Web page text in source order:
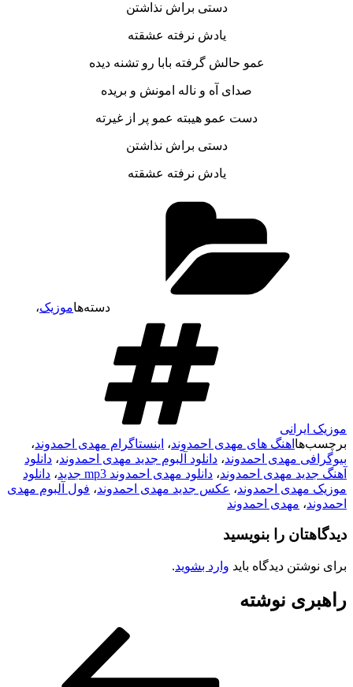
دستی براش نذاشتن
یادش نرفته عشقته
عمو حالش گرفته بابا رو تشنه دیده
صدای آه و ناله امونش و بریده
دست عمو هیبته عمو پر از غیرته
دستی براش نذاشتن
یادش نرفته عشقته
دسته‌هاموزیک،
موزیک ایرانی
برچسب‌ها اهنگ های مهدی احمدوند، اینستاگرام مهدی احمدوند،
بیوگرافی مهدی احمدوند، دانلود آلبوم جدید مهدی احمدوند، دانلود
آهنگ جدید مهدی احمدوند، دانلود مهدی احمدوند mp3 جدید ، دانلود
موزیک مهدی احمدوند، عکس جدید مهدی احمدوند، فول آلبوم مهدی
احمدوند، مهدی احمدوند
دیدگاهتان را بنویسید
برای نوشتن دیدگاه باید وارد بشوید.
راهبری نوشته